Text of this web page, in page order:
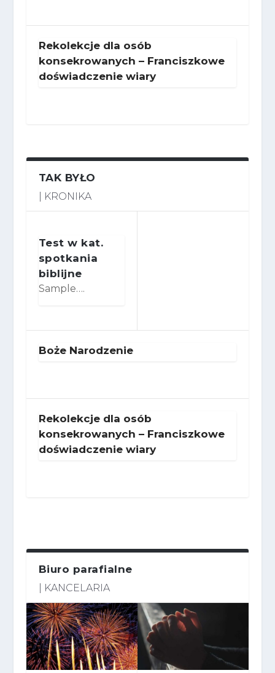
Rekolekcje dla osób
konsekrowanych – Franciszkowe
doświadczenie wiary
TAK BYŁO
| KRONIKA
Test w kat.
spotkania
biblijne
Sample….
Boże Narodzenie
Rekolekcje dla osób
konsekrowanych – Franciszkowe
doświadczenie wiary
Biuro parafialne
| KANCELARIA